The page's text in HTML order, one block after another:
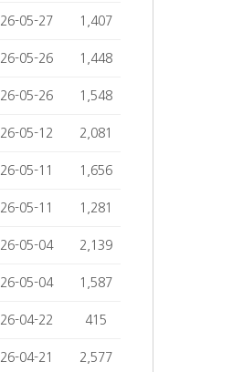
26-05-27 1,407
26-05-26 1,448
26-05-26 1,548
26-05-12 2,081
26-05-11 1,656
26-05-11 1,281
26-05-04 2,139
26-05-04 1,587
26-04-22 415
26-04-21 2,577